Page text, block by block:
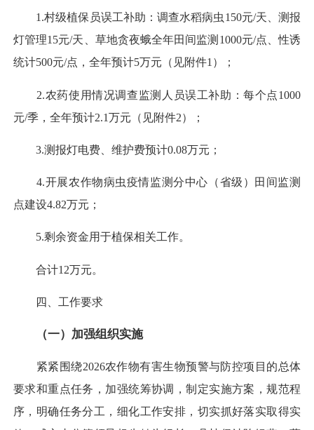
1.村级植保员误工补助：调查水稻病虫150元/天、测报
灯管理15元/天、草地贪夜蛾全年田间监测1000元/点、性诱
统计500元/点，全年预计5万元（见附件1）；
2.农药使用情况调查监测人员误工补助：每个点1000
元/季，全年预计2.1万元（见附件2）；
3.测报灯电费、维护费预计0.08万元；
4.开展农作物病虫疫情监测分中心（省级）田间监测
点建设4.82万元；
5.剩余资金用于植保相关工作。
合计12万元。
四、 工作要求
（一）加强组织实施
紧紧围绕2026农作物有害生物预警与防控项目的总体
要求和重点任务，加强统筹协调，制定实施方案，规范程
序，明确任务分工，细化工作安排，切实抓好落实取得实